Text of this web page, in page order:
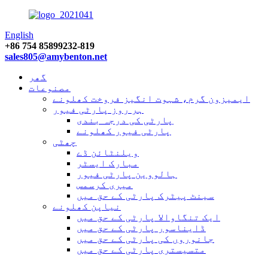
English
+86 754 85899232-819
sales805@amybenton.net
گھر
مصنوعات
ایمیزون گرم، شہوت انگیز فروخت کھلونے
ہر روز پارٹی فیور
پارٹی کی درجہ بندی
پارٹی فیور کھلونے
چھٹی
ویلنٹائن ڈے
مبارک ایسٹر
ہالووین پارٹی فیور
میری کرسمس
سینٹ پیٹرک پارٹی کے حق میں
نیاپن کھلونے
ایک تنگاوالا پارٹی کے حق میں
ڈایناسور پارٹی کے حق میں
جانوروں کی پارٹی کے حق میں
متسیستری پارٹی کے حق میں